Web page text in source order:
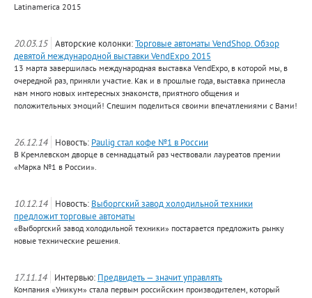
Latinamerica 2015
20.03.15 Авторские колонки:Торговые автоматы VendShop. Обзор
девятой международной выставки VendExpo 2015
13 марта завершилась международная выставка VendExpo, в которой мы, в
очередной раз, приняли участие. Как и в прошлые года, выставка принесла
нам много новых интересных знакомств, приятного общения и
положительных эмоций! Спешим поделиться своими впечатлениями с Вами!
26.12.14 Новость: Paulig стал кофе №1 в России
В Кремлевском дворце в семнадцатый раз чествовали лауреатов премии
«Марка №1 в России».
10.12.14 Новость: Выборгский завод холодильной техники
предложит торговые автоматы
«Выборгский завод холодильной техники» постарается предложить рынку
новые технические решения.
17.11.14 Интервью: Предвидеть — значит управлять
Компания «Уникум» стала первым российским производителем, который